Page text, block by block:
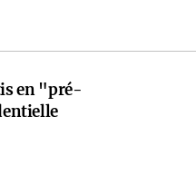
en "pré-